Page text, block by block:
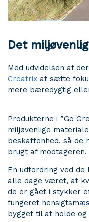
Det
Med udvidelsen af
Creatrix at sætte
mere bæredygtig
Produkterne i ”Go
miljøvenlige
beskaffenhed, så
brugt af modtageren.
En udfordring ved
alle dage været, at
de er gået i stykker
fungeret
bygget til at holde